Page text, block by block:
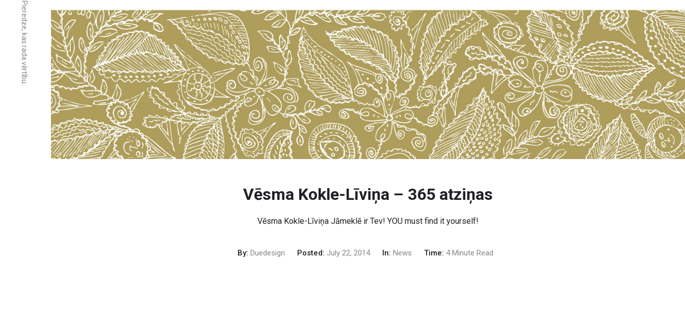
Pieredze, kas rada vērtību.
Vēsma Kokle-Līviņa – 365 atziņas
Vēsma Kokle-Līviņa Jāmeklē ir Tev! YOU must find it yourself!
By: Duedesign Posted: July 22, 2014 In: News Time: 4 Minute Read